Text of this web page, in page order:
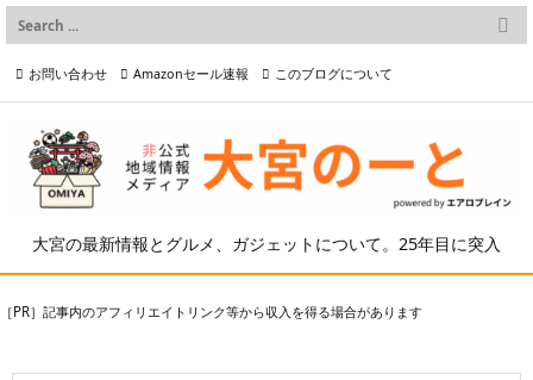
大宮の最新情報とグルメ、ガジェットについて。25年目に突入

メニュー

検索
お問い合わせ Amazonセール速報 このブログについて
プライバシーポリシー等
［PR］記事内のアフィリエイトリンク等から収入を得る場合があります